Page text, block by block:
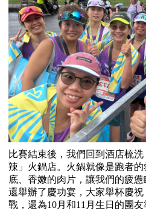
比賽結束後，我們回到酒店梳
辣」火鍋店。火鍋就像是跑者
底、香嫩的肉片，讓我們的疲
還舉辦了慶功宴，大家舉杯慶
戰，還為10月和11 月生日的團